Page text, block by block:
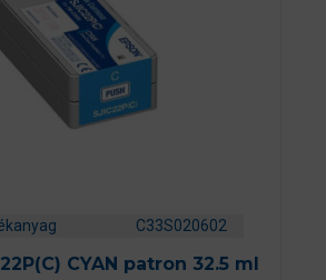
C33S020602
CYAN patron 32.5 ml